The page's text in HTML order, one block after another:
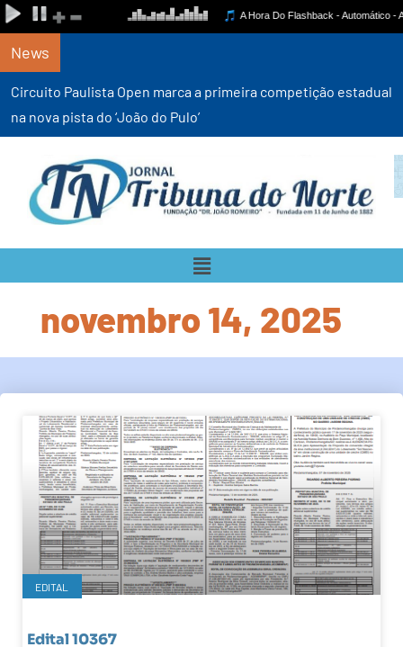
News
Circuito Paulista Open marca a primeira competição estadual
na nova pista do ‘João do Pulo’
novembro 14, 2025
EDITAL
Edital 10367